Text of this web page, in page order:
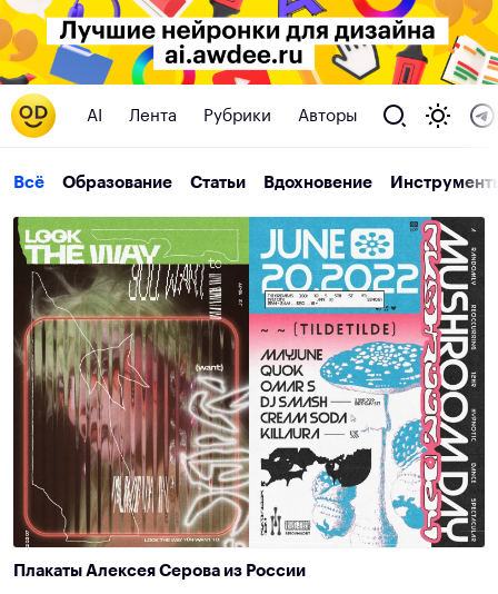
AI Лента Рубрики Авторы
Всё Образование Статьи Вдохновение
Плакаты Алексея Серова из России